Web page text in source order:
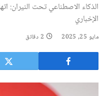
الذكاء الاصطناعي تحت النيران:
الإخباري
مايو 25, 2025 2 دقائق